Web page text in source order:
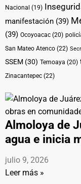
Nacional (19)
manifestación (39)
(39) Ocoyoacac (20)
San Mateo Atenco (22)
SSEM (30) Temoaya (20)
Zinacantepec (22)
Almoloya de
agua e inicia
julio 9, 2026
Leer más »